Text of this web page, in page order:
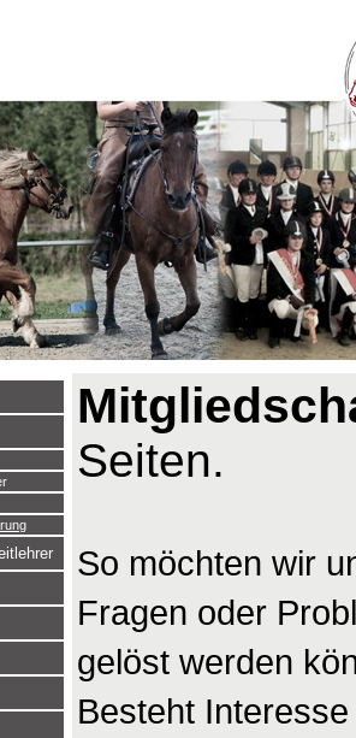
Seiten.
So möchten wir
Fragen oder
gelöst werden
Besteht